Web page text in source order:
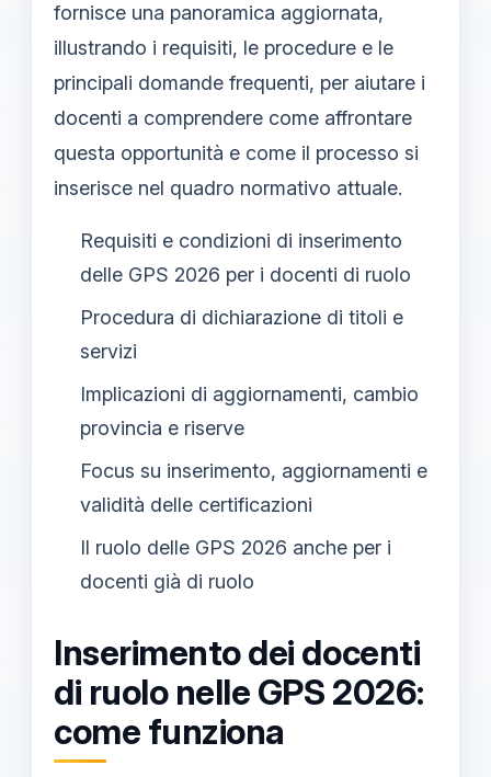
fornisce una panoramica aggiornata,
illustrando i requisiti, le procedure e le
principali domande frequenti, per aiutare i
docenti a comprendere come affrontare
questa opportunità e come il processo si
inserisce nel quadro normativo attuale.
Requisiti e condizioni di inserimento
delle GPS 2026 per i docenti di ruolo
Procedura di dichiarazione di titoli e
servizi
Implicazioni di aggiornamenti, cambio
provincia e riserve
Focus su inserimento, aggiornamenti e
validità delle certificazioni
Il ruolo delle GPS 2026 anche per i
docenti già di ruolo
Inserimento dei docenti
di ruolo nelle GPS 2026:
come funziona